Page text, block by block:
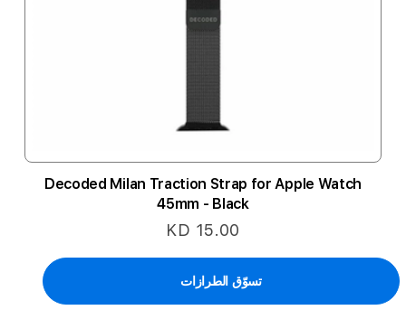
Decoded Milan Traction Strap for Apple Watch
45mm - Black
KD 15.00
تسوّق الطرازات